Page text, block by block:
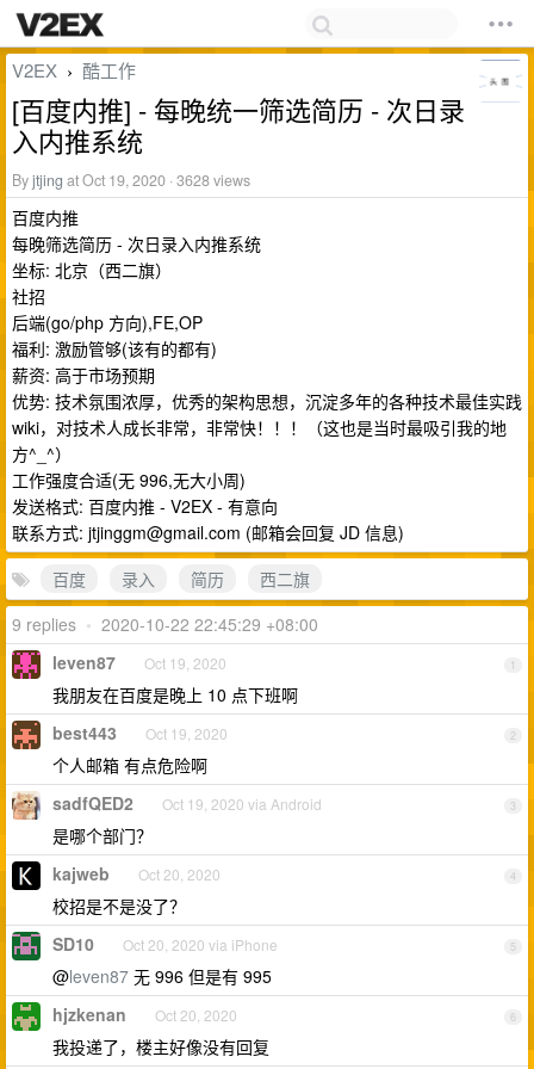
V2EX › 酷工作
[百度内推] - 每晚统一筛选简历 - 次日录
入内推系统
Byjtjing at Oct 19, 2020 · 3628 views
百度内推
每晚筛选简历 - 次日录入内推系统
坐标: 北京（西二旗）
社招
后端(go/php 方向),FE,OP
福利: 激励管够(该有的都有)
薪资: 高于市场预期
优势: 技术氛围浓厚，优秀的架构思想，沉淀多年的各种技术最佳实践
wiki，对技术人成长非常，非常快！！！（这也是当时最吸引我的地
方^_^）
工作强度合适(无 996,无大小周)
发送格式: 百度内推 - V2EX - 有意向
联系方式: jtjinggm@gmail.com (邮箱会回复 JD 信息)
百度
录入 简历
西二旗
9 replies • 2020-10-22 22:45:29 +08:00
1
leven87 Oct 19, 2020
我朋友在百度是晚上 10 点下班啊
2
best443 Oct 19, 2020
个人邮箱 有点危险啊
3
sadfQED2 Oct 19, 2020 via Android
是哪个部门？
4
kajweb Oct 20, 2020
校招是不是没了？
5
SD10 Oct 20, 2020 via iPhone
@leven87 无 996 但是有 995
6
hjzkenan Oct 20, 2020
我投递了，楼主好像没有回复